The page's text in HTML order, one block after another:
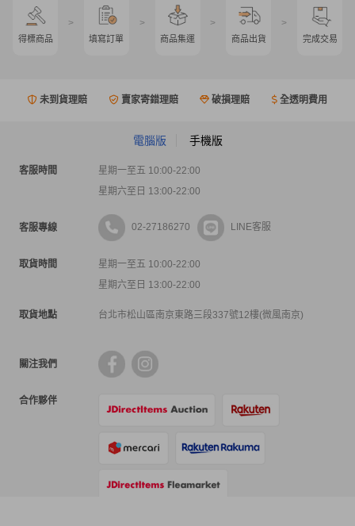
得標商品
>
填寫訂單
>
商品集運
>
商品出貨
>
完成交易
未到貨理賠 賣家寄錯理賠 破損理賠 全透明費用
電腦版 手機版
客服時間
星期一至五 10:00-22:00
星期六至日 13:00-22:00
客服專線 02-27186270 LINE客服
取貨時間
星期一至五 10:00-22:00
星期六至日 13:00-22:00
取貨地點 台北市松山區南京東路三段337號12樓(微風南京)
關注我們
合作夥伴